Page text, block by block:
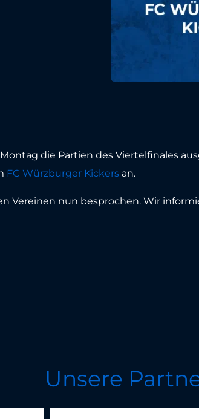
die Partien des Viertelfinales
FC Würzburger Kickersan.
Vereinen nun besprochen. Wir
Unsere